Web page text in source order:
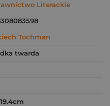
Literackie
Tochman
twarda